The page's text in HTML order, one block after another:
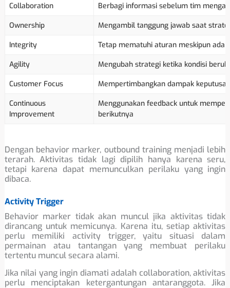
Collaboration
Berbagi informasi sebelum tim
Ownership
Mengambil tanggung jawab saat
Integrity
Tetap mematuhi aturan meskipun ada
Agility
Mengubah strategi ketika kondisi
Customer Focus
Mempertimbangkan dampak
Continuous
Improvement
Menggunakan feedback untuk
berikutnya
Dengan behavior marker, outbound training menjadi lebih
terarah. Aktivitas tidak lagi dipilih hanya karena seru,
tetapi karena dapat memunculkan perilaku yang ingin
dibaca.
Activity Trigger
Behavior marker tidak akan muncul jika aktivitas tidak
dirancang untuk memicunya. Karena itu, setiap aktivitas
perlu memiliki activity trigger, yaitu situasi dalam
permainan atau tantangan yang membuat perilaku
tertentu muncul secara alami.
Jika nilai yang ingin diamati adalah collaboration, aktivitas
perlu menciptakan ketergantungan antaranggota. Jika